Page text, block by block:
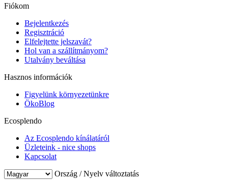
Fiókom
Bejelentkezés
Regisztráció
Elfelejtette jelszavát?
Hol van a szállítmányom?
Utalvány beváltása
Hasznos információk
Figyelünk környezetünkre
ÖkoBlog
Ecosplendo
Az Ecosplendo kínálatáról
Üzleteink - nice shops
Kapcsolat
Ország / Nyelv változtatás